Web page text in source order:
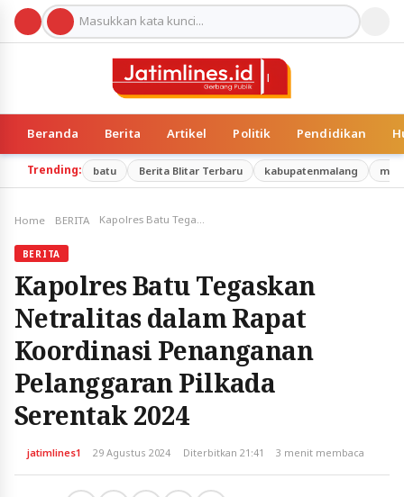
Beranda Berita Artikel Politik Pendidikan
Trending: batu Berita Blitar Terbaru kabupatenmalang
Home BERITA
BERITA
Kapolres Batu Tegaskan
Netralitas dalam Rapat
Koordinasi Penanganan
Pelanggaran Pilkada
Serentak 2024
jatimlines1 29 Agustus 2024 Diterbitkan 21:41 3 menit membaca